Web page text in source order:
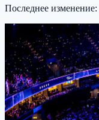
Последнее изменение: